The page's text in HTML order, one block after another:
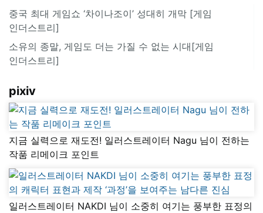
중국 최대 게임쇼 ‘차이나조이’ 성대히 개막 [게임
인더스트리]
소유의 종말, 게임도 더는 가질 수 없는 시대[게임
인더스트리]
pixiv
지금 실력으로 재도전! 일러스트레이터 Nagu 님이 전하는
작품 리메이크 포인트
일러스트레이터 NAKDI 님이 소중히 여기는 풍부한 표정의